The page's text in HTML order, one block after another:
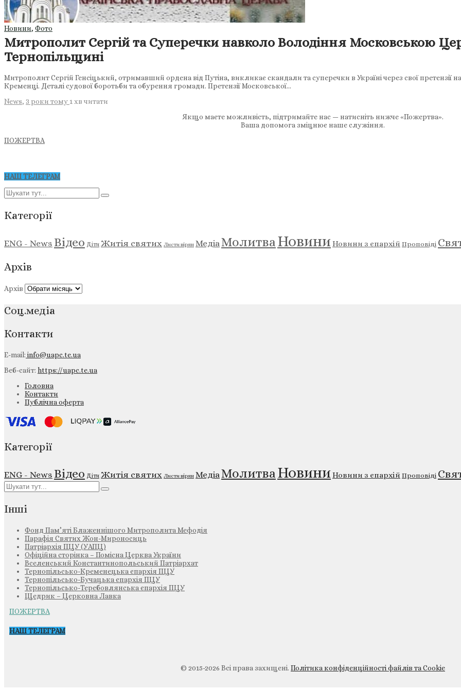
Новини, Фото
Митрополит Сергій та Суперечки навколо Володіння Московською
Тернопільщині
Митрополит Сергій Генсіцький, отримавший ордена від Путіна, викликає скандали та суперечки в Україні через свої
Кременці. Деталі судової боротьби та обурення громади. Претензії Московської…
News, 3 роки тому 1 хв читати
Якщо маєте можливість, підтримайте нас — натисніть нижче «Пожертва».
Ваша допомога зміцнює наше служіння.
ПОЖЕРТВА
НАШ ТЕЛЕГРАМ
Категорії
ENG - News Відео Діти Житія святих Листи вірян МедіаМолитваНовини Новини з єпархій Проповіді
Архів
Архів
Соц.медіа
Контакти
E-mail:info@uapc.te.ua
Веб-сайт: https://uapc.te.ua
Головна
Контакти
Публічна оферта
Категорії
ENG - News Відео Діти Житія святих Листи вірян МедіаМолитваНовиниНовини з єпархій Проповіді
Інші
Фонд Пам’яті Блаженнішого Митрополита Мефодія
Парафія Святих Жон-Мироносиць
Патріархія ПЦУ (УАПЦ)
Офіційна сторінка – Помісна Церква України
Вселенський Константинопольський Патріархат
Тернопільсько-Кременецька єпархія ПЦУ
Тернопільсько-Бучацька єпархія ПЦУ
Тернопільсько-Теребовлянська єпархія ПЦУ
Щедрик – Церковна Лавка
ПОЖЕРТВА
НАШ ТЕЛЕГРАМ
© 2015-2026 Всі права захищені. Політика конфіденційності файлів та Cookie